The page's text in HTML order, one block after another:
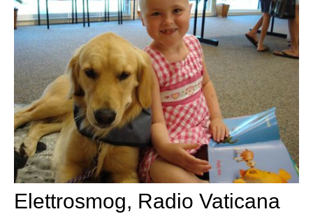
Elettrosmog, Radio Vaticana